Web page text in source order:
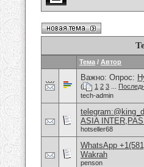
Тема / Автор
Важно: Опрос:
( 1 2 3
tech-admin
ASIA
hotseller68
WhatsApp
Wakrah
penson